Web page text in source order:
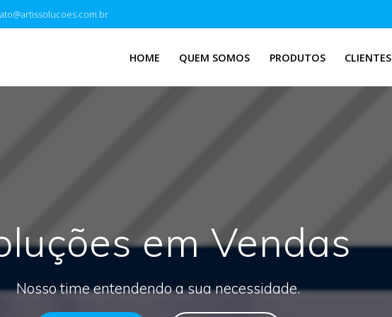
HOME QUEM SOMOS PRODUTOS CLIENTES
em Vendas
Nosso time entendendo a sua necessidade.